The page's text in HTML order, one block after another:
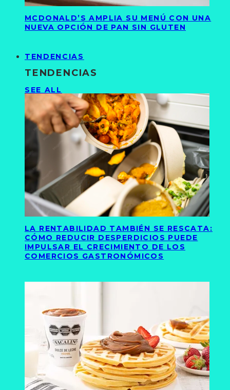
MCDONALD’S AMPLIA SU MENÚ CON UNA
NUEVA OPCIÓN DE PAN SIN GLUTEN
TENDENCIAS
TENDENCIAS
SEE ALL
LA RENTABILIDAD TAMBIÉN SE RESCATA:
CÓMO REDUCIR DESPERDICIOS PUEDE
IMPULSAR EL CRECIMIENTO DE LOS
COMERCIOS GASTRONÓMICOS